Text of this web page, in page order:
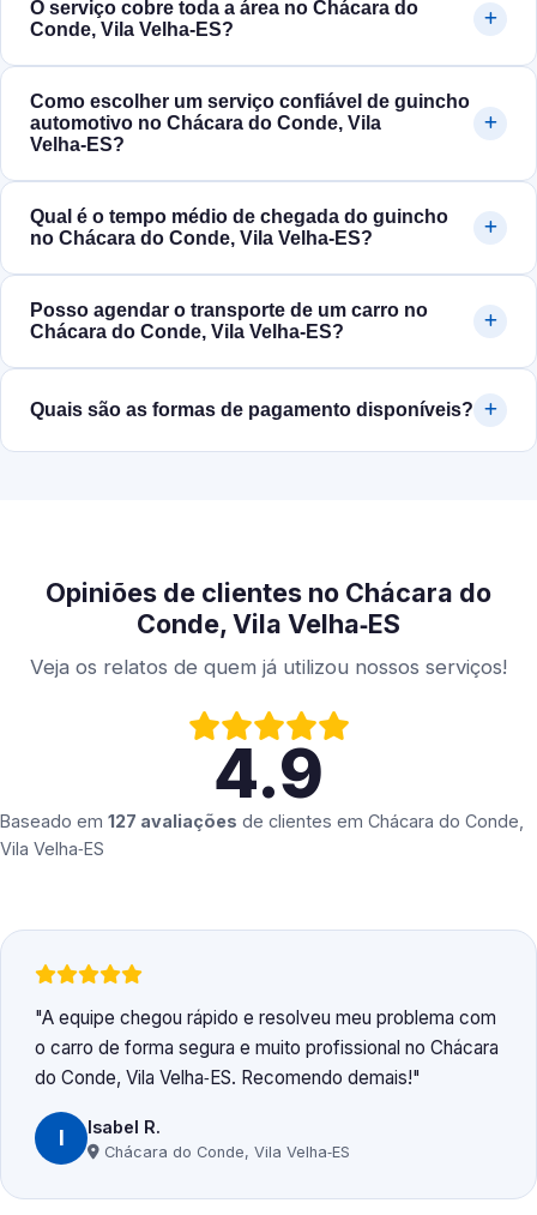
O serviço cobre toda a área no Chácara do
Conde, Vila Velha‑ES?
Como escolher um serviço confiável de guincho
automotivo no Chácara do Conde, Vila
Velha‑ES?
Qual é o tempo médio de chegada do guincho
no Chácara do Conde, Vila Velha‑ES?
Posso agendar o transporte de um carro no
Chácara do Conde, Vila Velha‑ES?
Quais são as formas de pagamento disponíveis?
Opiniões de clientes no Chácara do
Conde, Vila Velha‑ES
Veja os relatos de quem já utilizou nossos serviços!
4.9
Baseado em 127 avaliações de clientes em Chácara do Conde,
Vila Velha‑ES
A equipe chegou rápido e resolveu meu problema com
o carro de forma segura e muito profissional no Chácara
do Conde, Vila Velha‑ES. Recomendo demais!
I Isabel R.
Chácara do Conde, Vila Velha‑ES